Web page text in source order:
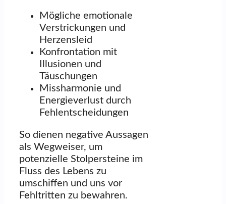
Mögliche emotionale
Verstrickungen und
Herzensleid
Konfrontation mit
Illusionen und
Täuschungen
Missharmonie und
Energieverlust durch
Fehlentscheidungen
So dienen negative Aussagen
als Wegweiser, um
potenzielle Stolpersteine im
Fluss des Lebens zu
umschiffen und uns vor
Fehltritten zu bewahren.